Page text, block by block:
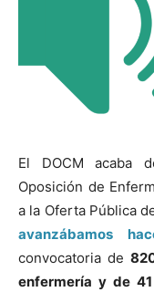
El DOCM acaba
Oposición de
a la Oferta Pública
avanzábamos
convocatoria de
enfermería y de